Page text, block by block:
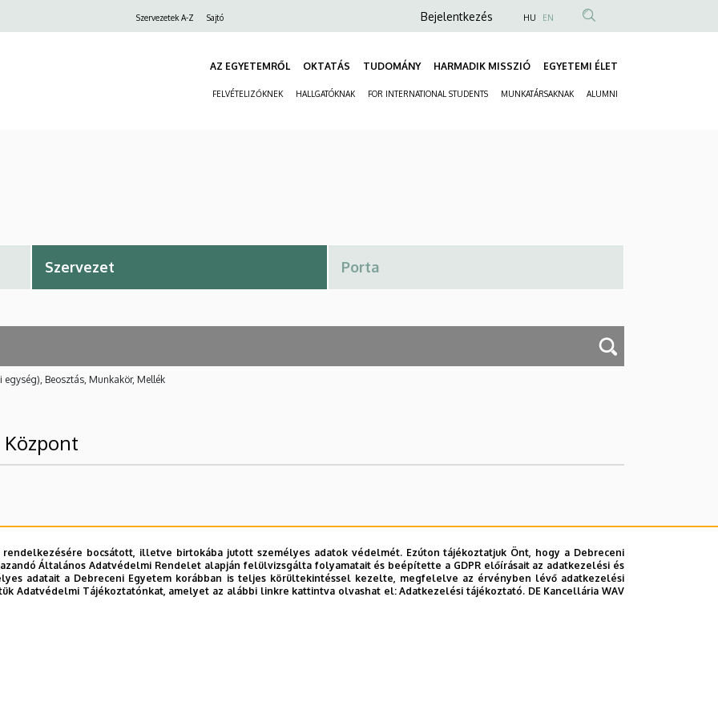
Szervezetek A-Z Sajtó
Anonim
fiók
Bejelentkezés HU EN
AZ EGYETEMRŐL OKTATÁS TUDOMÁNY HARMADIK MISSZIÓ EGYETEMI ÉLET
FELVÉTELIZŐKNEK HALLGATÓKNAK FOR INTERNATIONAL STUDENTS MUNKATÁRSAKNAK ALUMNI
egység), Beosztás, Munkakör, Mellék
Központ
bocsátott, illetve birtokába jutott személyes adatok védelmét. Ezúton tájékoztatjuk Önt, hogy a Debreceni
Általános Adatvédelmi Rendelet alapján felülvizsgálta folyamatait és beépítette a GDPR előírásait az adatkezelési és
adatait a Debreceni Egyetem korábban is teljes körültekintéssel kezelte, megfelelve az érvényben lévő adatkezelési
Adatvédelmi Tájékoztatónkat, amelyet az alábbi linkre kattintva olvashat el:Adatkezelési tájékoztató. DE Kancellária WAV